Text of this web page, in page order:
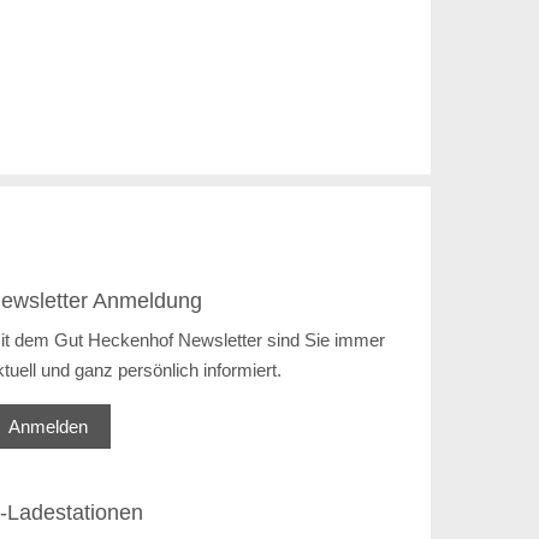
Anmeldung
dem Gut Heckenhof Newsletter sind Sie immer
und ganz persönlich informiert.
Anmelden
Ladestationen